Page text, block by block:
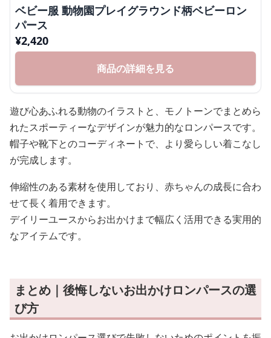
ベビー服 動物園プレイグラウンド柄ベビーロン
パース
¥2,420
商品の詳細を見る
遊び心あふれる動物のイラストと、モノトーンでまとめら
れたスポーティーなデザインが魅力的なロンパースです。
帽子や靴下とのコーディネートで、より愛らしい着こなし
が完成します。
伸縮性のある素材を使用しており、赤ちゃんの成長に合わ
せて長く着用できます。
デイリーユースからお出かけまで幅広く活用できる実用的
なアイテムです。
まとめ｜後悔しないお出かけロンパースの選
び方